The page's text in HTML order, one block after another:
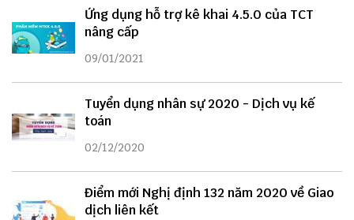
Ứng dụng hỗ trợ kê khai 4.5.0 của TCT
nâng cấp
09/01/2021
Tuyển dụng nhân sự 2020 - Dịch vụ kế
toán
02/12/2020
Điểm mới Nghị định 132 năm 2020 về Giao
dịch liên kết